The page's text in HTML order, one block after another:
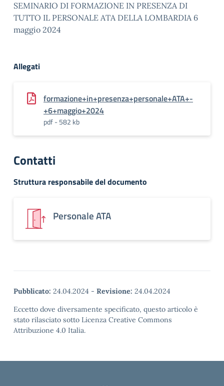
SEMINARIO DI FORMAZIONE IN PRESENZA DI
TUTTO IL PERSONALE ATA DELLA LOMBARDIA 6
maggio 2024
Allegati
formazione+in+presenza+personale+ATA+-
+6+maggio+2024
pdf - 582 kb
Contatti
Struttura responsabile del documento
Personale ATA
Pubblicato: 24.04.2024 - Revisione: 24.04.2024
Eccetto dove diversamente specificato, questo articolo è
stato rilasciato sotto Licenza Creative Commons
Attribuzione 4.0 Italia.